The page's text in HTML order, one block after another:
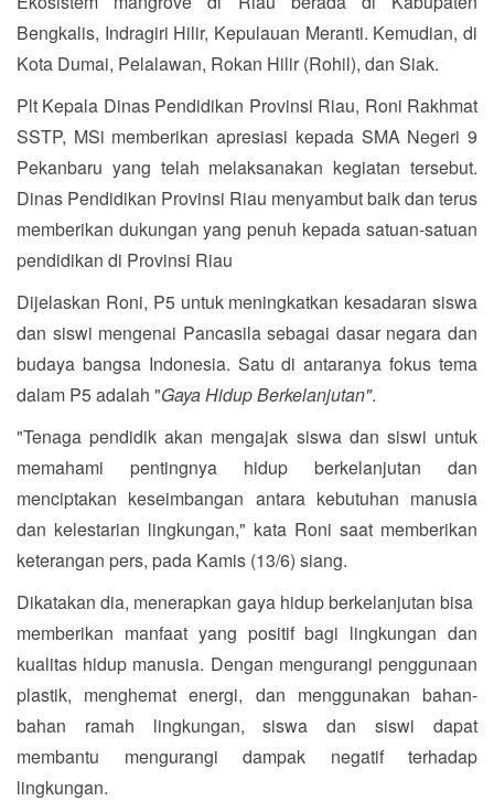
Bengkalis, Indragiri Hilir, Kepulauan Meranti. Kemudian, di
Kota Dumai, Pelalawan, Rokan Hilir (Rohil), dan Siak.
Plt Kepala Dinas Pendidikan Provinsi Riau, Roni Rakhmat
SSTP, MSi memberikan apresiasi kepada SMA Negeri 9
Pekanbaru yang telah melaksanakan kegiatan tersebut.
Dinas Pendidikan Provinsi Riau menyambut baik dan terus
memberikan dukungan yang penuh kepada satuan-satuan
pendidikan di Provinsi Riau
Dijelaskan Roni, P5 untuk meningkatkan kesadaran siswa
dan siswi mengenai Pancasila sebagai dasar negara dan
budaya bangsa Indonesia. Satu di antaranya fokus tema
dalam P5 adalah "Gaya Hidup Berkelanjutan".
"Tenaga pendidik akan mengajak siswa dan siswi untuk
memahami pentingnya hidup berkelanjutan dan
menciptakan keseimbangan antara kebutuhan manusia
dan kelestarian lingkungan," kata Roni saat memberikan
keterangan pers, pada Kamis (13/6) siang.
Dikatakan dia, menerapkan gaya hidup berkelanjutan bisa
memberikan manfaat yang positif bagi lingkungan dan
kualitas hidup manusia. Dengan mengurangi penggunaan
plastik, menghemat energi, dan menggunakan bahan-
bahan ramah lingkungan, siswa dan siswi dapat
membantu mengurangi dampak negatif terhadap
lingkungan.